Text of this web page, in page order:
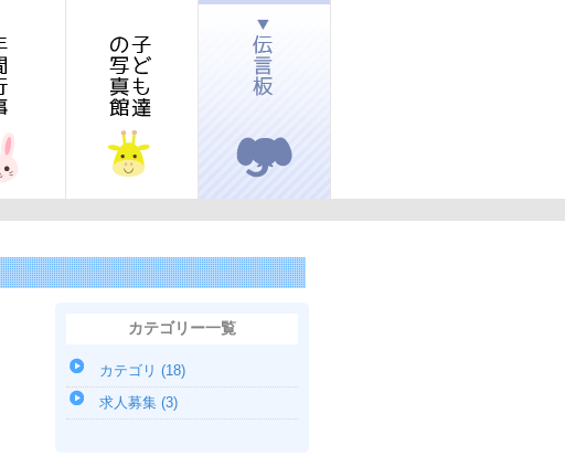
カテゴリー一覧
カテゴリ (18)
求人募集 (3)